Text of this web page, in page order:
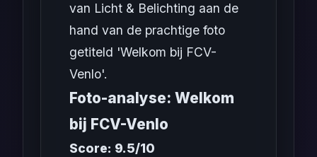
van Licht & Belichting aan de
hand van de prachtige foto
getiteld 'Welkom bij FCV-
Venlo'.
Foto-analyse: Welkom
bij FCV-Venlo
Score: 9.5/10